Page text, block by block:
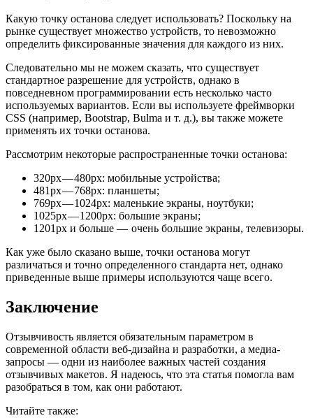
Какую точку останова следует использовать? Поскольку на
рынке существует множество устройств, то невозможно
определить фиксированные значения для каждого из них.
Следовательно мы не можем сказать, что существует
стандартное разрешение для устройств, однако в
повседневном программировании есть несколько часто
используемых вариантов. Если вы используете фреймворки
CSS (например, Bootstrap, Bulma и т. д.), вы также можете
применять их точки останова.
Рассмотрим некоторые распространенные точки останова:
320px — 480px: мобильные устройства;
481px — 768px: планшеты;
769px — 1024px: маленькие экраны, ноутбуки;
1025px — 1200px: большие экраны;
1201px и больше — очень большие экраны, телевизоры.
Как уже было сказано выше, точки останова могут
различаться и точно определенного стандарта нет, однако
приведенные выше примеры используются чаще всего.
Заключение
Отзывчивость является обязательным параметром в
современной области веб-дизайна и разработки, а медиа-
запросы — одни из наиболее важных частей создания
отзывчивых макетов. Я надеюсь, что эта статья помогла вам
разобраться в том, как они работают.
Читайте также: